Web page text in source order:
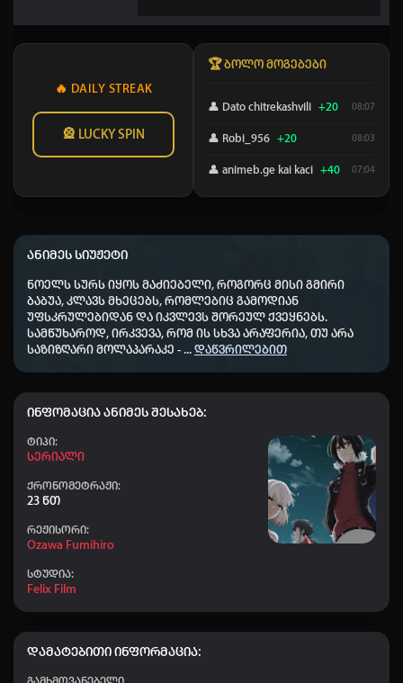
🔥 DAILY STREAK
🎡 LUCKY SPIN
🏆 ბოლო მოგებები
👤 Dato chitrekashvili +20 08:07
👤 Robi_956 +20 08:03
👤 animeb.ge kai kaci +40 07:04
👤 Daky +50 03:09
👤 Nodari-nodari +40
👤 ZUKT777 +10
👤 chikaidze09
👤 Shshbsbsb +50 19:30
+50 15:28
👤 Chiaber_379 +20 14:53
👤 saba_422 +20 11:54
👤 Elisa +50 04:21
ანიმეს სიუჟეტი
ნოელს სურს იყოს მაძიებელი, როგორც მისი გმირი
ბაბუა, კლავს მხეცებს, რომლებიც გამოდიან
უფსკრულებიდან და იკვლევს შორეულ ქვეყნებს.
სამწუხაროდ, ირკვევა, რომ ის სხვა არაფერია, თუ არა
საზიზღარი მოლაპარაკე - ... დაწვრილებით
ინფომაცია ანიმეს შესახებ:
Ტიპი:
Სერიალი
ქრონომეტრაჟი:
23 წთ
რეჟისორი:
Ozawa Fumihiro
სტუდია:
Felix Film
დამატებითი ინფორმაცია: